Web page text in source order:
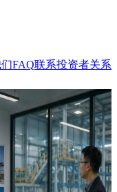
FAQ联系投资者关系
，覆盖数据总览、模